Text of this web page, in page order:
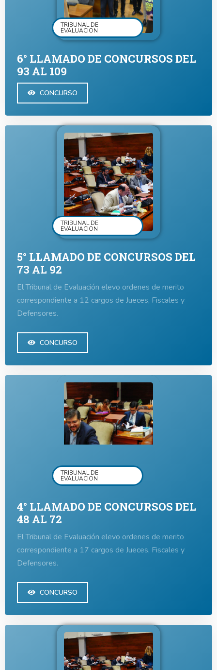
TRIBUNAL DE
EVALUACION
6° LLAMADO DE CONCURSOS DEL
93 AL 109
CONCURSO
TRIBUNAL DE
EVALUACION
5° LLAMADO DE CONCURSOS DEL
73 AL 92
El Tribunal de Evaluación elevo ordenes de merito
correspondiente a 12 cargos de Jueces, Fiscales y
Defensores.
CONCURSO
TRIBUNAL DE
EVALUACION
4° LLAMADO DE CONCURSOS DEL
48 AL 72
El Tribunal de Evaluación elevo ordenes de merito
correspondiente a 17 cargos de Jueces, Fiscales y
Defensores.
CONCURSO